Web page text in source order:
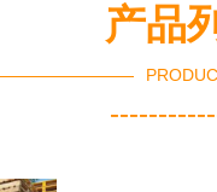
产品